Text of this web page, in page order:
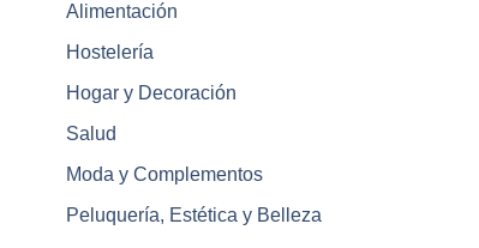
Alimentación
Hostelería
Hogar y Decoración
Salud
Moda y Complementos
Peluquería, Estética y Belleza